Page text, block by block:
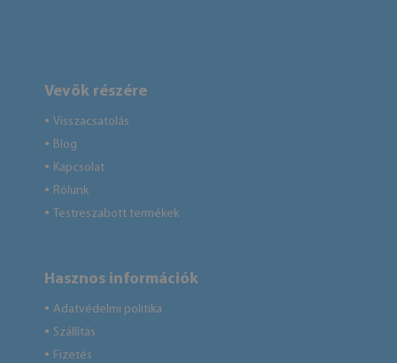
Vevők részére
● Visszacsatolás
● Blog
● Kapcsolat
● Rólunk
● Testreszabott termékek
Hasznos információk
● Adatvédelmi politika
● Szállítás
● Fizetés